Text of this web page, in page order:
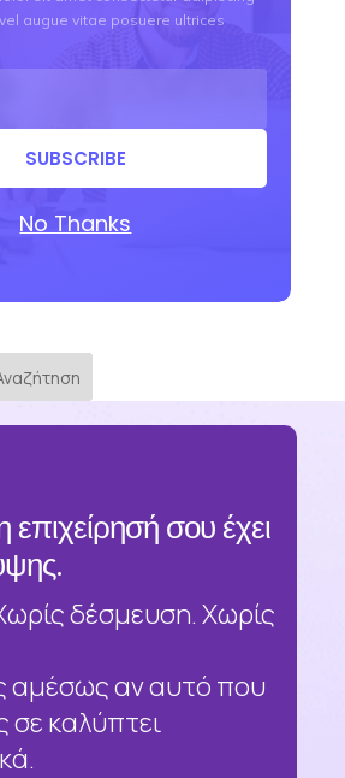
augue vitae posuere ultrices
SUBSCRIBE
No Thanks
σου έχει
δέσμευση. Χωρίς
αμέσως αν αυτό που
σε καλύπτει